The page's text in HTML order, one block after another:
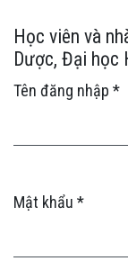
Học viên và
Dược, Đại học
Tên đăng nhập *
Mật khẩu *